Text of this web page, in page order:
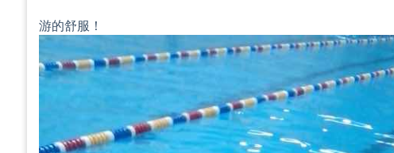
游的舒服！